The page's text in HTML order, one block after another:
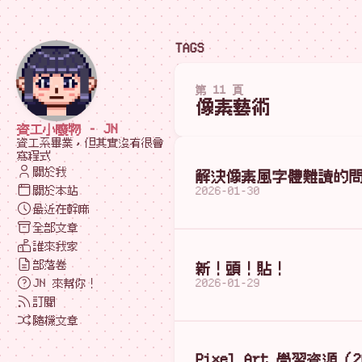
資工小廢物 - JN
資工系畢業，但其實沒有很會
寫程式
關於我
關於本站
最近在幹嘛
全部文章
誰來我家
部落卷
JN 來幫你！
訂閱
隨機文章
TAGS
第 11 頁
像素藝術
解決像素風字體難讀的
2026-01-30
新！頭！貼！
2026-01-29